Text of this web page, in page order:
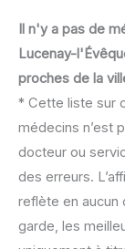
Il n'y a pas de
Lucenay-
proches de la
* Cette liste sur
médecins n’est
docteur ou
des erreurs.
reflète en aucun
garde, les